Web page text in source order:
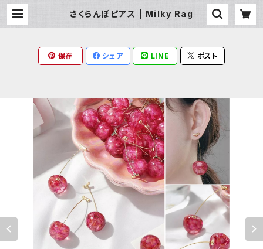
さくらんぼピアス | Milky Rag
保存 シェア LINE ポスト